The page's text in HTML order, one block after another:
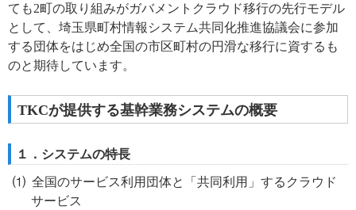
ても2町の取り組みがガバメントクラウド移行の先行モデル
として、埼玉県町村情報システム共同化推進協議会に参加
する団体をはじめ全国の市区町村の円滑な移行に資するも
のと期待しています。
TKCが提供する基幹業務システムの概要
１．システムの特長
全国のサービス利用団体と「共同利用」するクラウド
サービス